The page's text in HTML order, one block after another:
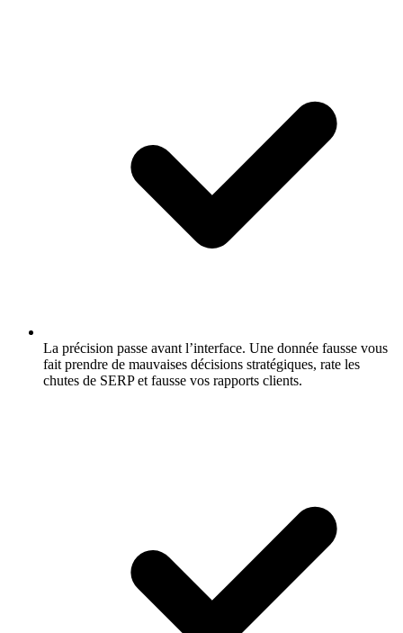
La précision passe avant l’interface. Une donnée fausse vous
fait prendre de mauvaises décisions stratégiques, rate les
chutes de SERP et fausse vos rapports clients.